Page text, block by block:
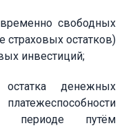
свободных
остатков)
инвестиций;
остатка денежных
периоде путём